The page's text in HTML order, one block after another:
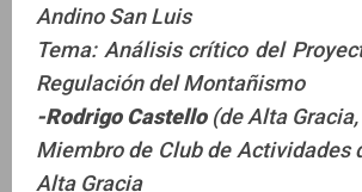
Andino San Luis
Tema: Análisis crítico del
Regulación del Montañismo
-Rodrigo Castello (de Alta
Miembro de Club de Actividades
Alta Gracia